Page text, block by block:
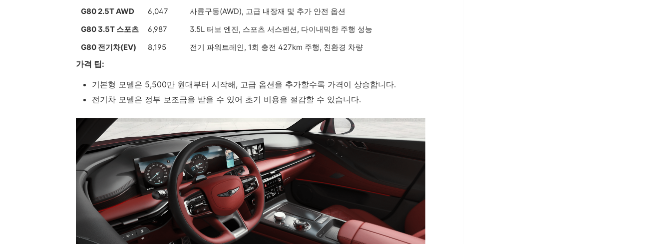
G80 2.5T AWD
6,047
사륜구동(AWD), 고급 내장재 및 추가 안전 옵션
G80 3.5T 스포츠
6,987
3.5L 터보 엔진, 스포츠 서스펜션, 다이내믹한 주행 성능
G80 전기차(EV)
8,195 전기 파워트레인, 1회 충전 427km 주행, 친환경 차량
가격 팁:
기본형 모델은 5,500만 원대부터 시작해, 고급 옵션을 추가할수록 가격이 상승합니다.
전기차 모델은 정부 보조금을 받을 수 있어 초기 비용을 절감할 수 있습니다.